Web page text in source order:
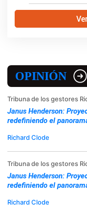
OPINIÓN
Tribuna de los gestores
Janus Henderson:
redefiniendo el
Richard Clode
Tribuna de los gestores
Janus Henderson:
redefiniendo el
Richard Clode